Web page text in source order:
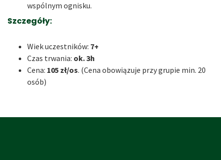
wspólnym ognisku.
Szczegóły:
Wiek uczestników: 7+
Czas trwania: ok. 3h
Cena: 105 zł/os. (Cena obowiązuje przy grupie min. 20
osób)